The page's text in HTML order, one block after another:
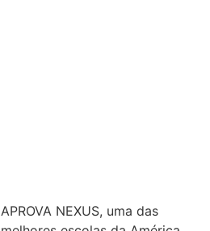
APROVA NEXUS, uma das